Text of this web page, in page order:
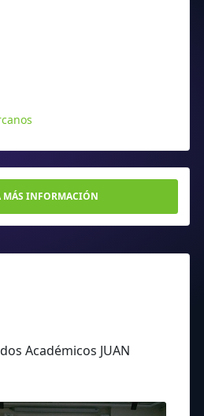
MÁS INFORMACIÓN
Académicos JUAN